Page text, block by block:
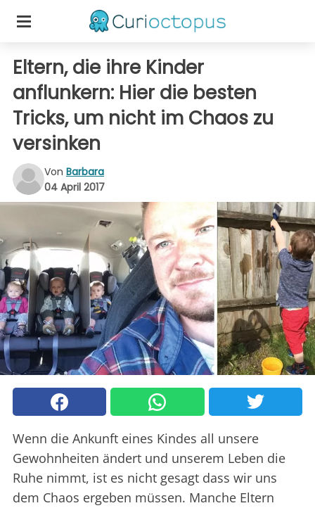
Eltern, die ihre Kinder
anflunkern: Hier die besten
Tricks, um nicht im Chaos zu
versinken
Von Barbara
04 April 2017
Wenn die Ankunft eines Kindes all unsere
Gewohnheiten ändert und unserem Leben die
Ruhe nimmt, ist es nicht gesagt dass wir uns
dem Chaos ergeben müssen. Manche Eltern